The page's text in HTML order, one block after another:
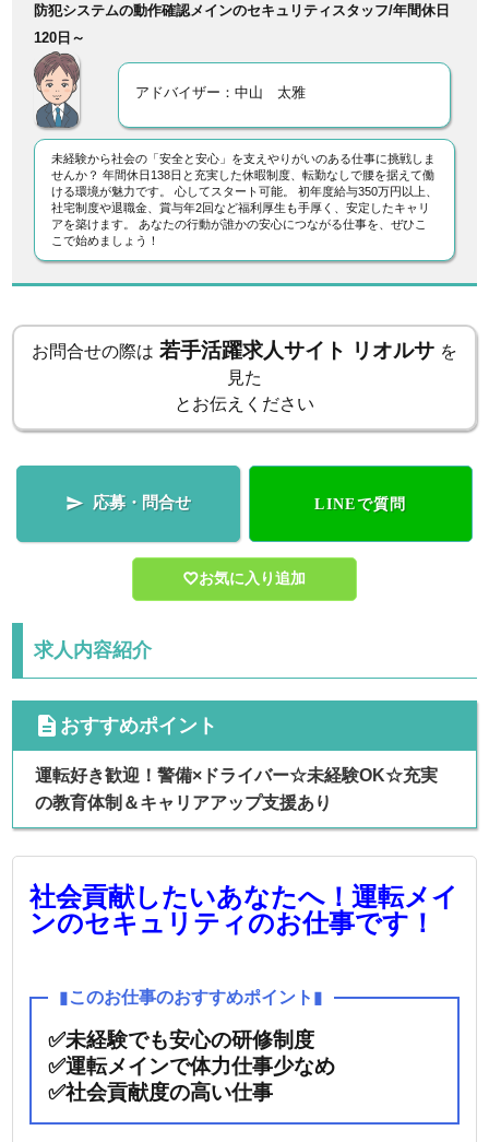
防犯システムの動作確認メインのセキュリティスタッフ/年間休日
120日～
アドバイザー：中山 太雅
未経験から社会の「安全と安心」を支えやりがいのある仕事に挑戦しま
せんか？ 年間休日138日と充実した休暇制度、転勤なしで腰を据えて働
ける環境が魅力です。 心してスタート可能。 初年度給与350万円以上、
社宅制度や退職金、賞与年2回など福利厚生も手厚く、安定したキャリ
アを築けます。 あなたの行動が誰かの安心につながる仕事を、ぜひこ
こで始めましょう！
お問合せの際は 若手活躍求人サイト リオルサ を
見た
とお伝えください
 応募・問合せ LINEで質問
お気に入り追加
求人内容紹介
cdescription おすすめポイント
運転好き歓迎！警備×ドライバー☆未経験OK☆充実
の教育体制＆キャリアアップ支援あり
社会貢献したいあなたへ！運転メイ
ンのセキュリティのお仕事です！
▮このお仕事のおすすめポイント ▮
✅未経験でも安心の研修制度
✅運転メインで体力仕事少なめ
✅社会貢献度の高い仕事